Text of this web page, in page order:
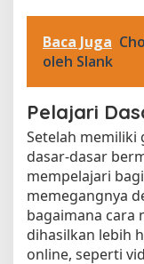
Baca Juga
oleh Slank
Pelajari
Setelah memiliki
dasar-dasar
mempelajari
memegangnya
bagaimana cara
dihasilkan lebih
online, seperti